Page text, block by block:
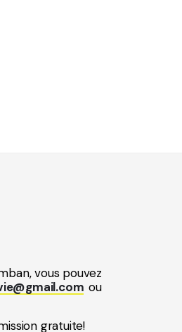
vous pouvez
ou
gratuite!